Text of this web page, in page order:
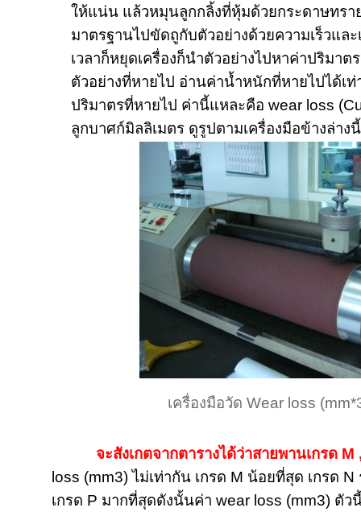
ให้แน่น แล้วหมุนลูกกลิ้งที่หุ้มด้วยกระดาษทร
มาตรฐานไปขัดถูกับตัวอย่างด้วยความเร็วแล
เวลาก็หยุดเครื่องก็นำตัวอย่างไปหาค่าปริมาต
ตัวอย่างที่หายไป อ่านค่าน้ำหนักที่หายไปได้เ
ปริมาตรที่หายไป ค่านี้แหละคือwear loss
ลูกบาศก์มิลลิเมตร ดูรูปตามเครื่องมือข้างล่างนี้
เครื่องมือวัด Wear loss
จะสังเกตจากตารางได้ว่าสายพานเกรด M
loss (mm3)ไม่เท่ากัน เกรด M น้อยที่สุด เกรด N
เกรด P มากที่สุดดังนั้นค่า wear loss (mm3) ตัว